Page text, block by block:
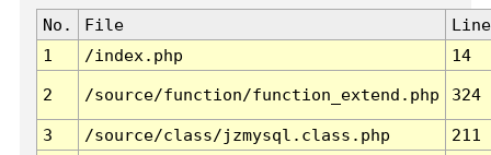
No. File
Line
1
/index.php 14
2 /source/function/function_extend.php 324
3 /source/class/jzmysql.class.php
211